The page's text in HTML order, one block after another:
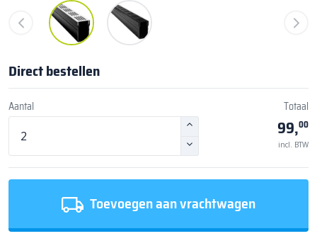
Direct bestellen
Aantal Totaal
99,00
incl. BTW
Toevoegen aan vrachtwagen